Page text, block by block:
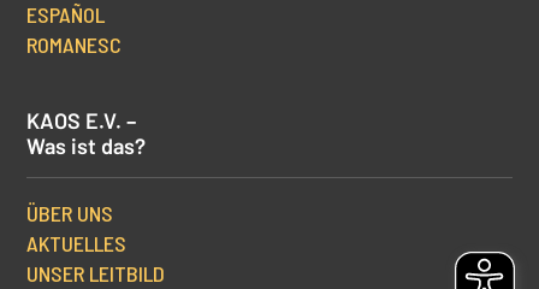
ESPAÑOL
ROMANESC
KAOS E.V. –
Was ist das?
ÜBER UNS
AKTUELLES
UNSER LEITBILD